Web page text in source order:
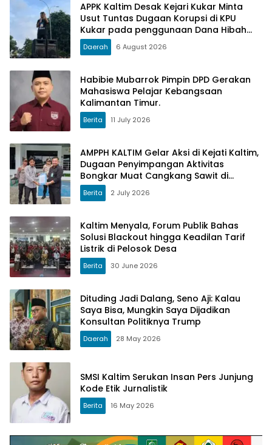
APPK Kaltim Desak Kejari Kukar Minta
Usut Tuntas Dugaan Korupsi di KPU
Kukar pada penggunaan Dana Hibah
PSU Kukar Tahun 2025
Daerah 6 August 2026
Habibie Mubarrok Pimpin DPD Gerakan
Mahasiswa Pelajar Kebangsaan
Kalimantan Timur.
Berita 11 July 2026
AMPPH KALTIM Gelar Aksi di Kejati Kaltim,
Dugaan Penyimpangan Aktivitas
Bongkar Muat Cangkang Sawit di
Logpond Tubaan
Berita 2 July 2026
Kaltim Menyala, Forum Publik Bahas
Solusi Blackout hingga Keadilan Tarif
Listrik di Pelosok Desa
Berita 30 June 2026
Dituding Jadi Dalang, Seno Aji: Kalau
Saya Bisa, Mungkin Saya Dijadikan
Konsultan Politiknya Trump
Daerah 28 May 2026
SMSI Kaltim Serukan Insan Pers Junjung
Kode Etik Jurnalistik
Berita 16 May 2026